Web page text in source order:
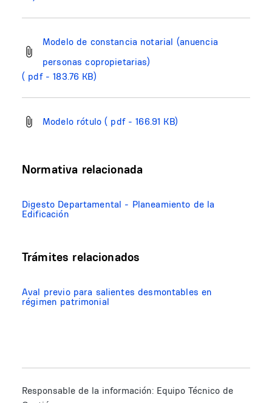
Modelo de constancia notarial (anuencia
personas copropietarias)
( pdf - 183.76 KB)
Modelo rótulo ( pdf - 166.91 KB)
Normativa relacionada
Digesto Departamental - Planeamiento de la
Edificación
Trámites relacionados
Aval previo para salientes desmontables en
régimen patrimonial
Responsable de la información: Equipo Técnico de